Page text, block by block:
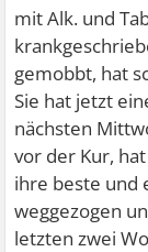
mit Alk. und
gemobbt, hat
Sie hat jetzt
nächsten
vor der Kur,
ihre beste und
weggezogen
letzten zwei